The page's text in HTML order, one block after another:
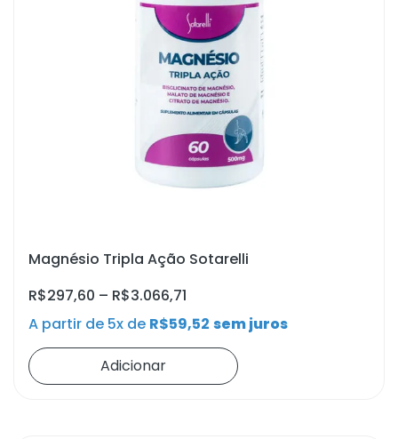
Magnésio Tripla Ação Sotarelli
R$297,60 – R$3.066,71
A partir de 5x de R$59,52 sem juros
Adicionar